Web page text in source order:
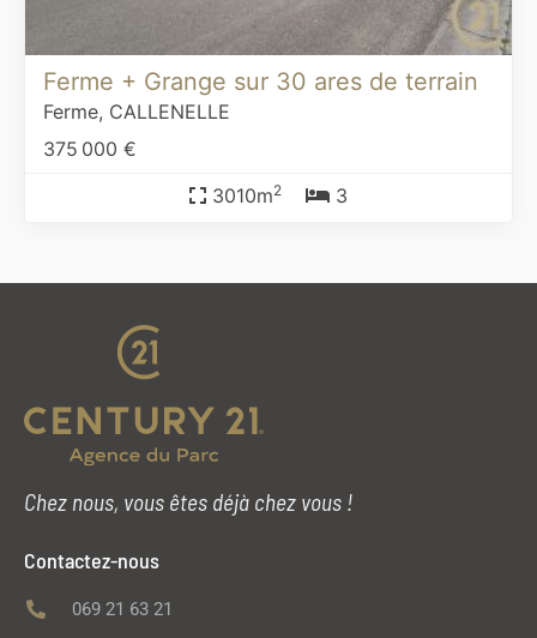
Ferme + Grange sur 30 ares de terrain
Ferme, CALLENELLE
375 000 €
3010m2 3
Chez nous, vous êtes déjà chez vous !
Contactez-nous
069 21 63 21